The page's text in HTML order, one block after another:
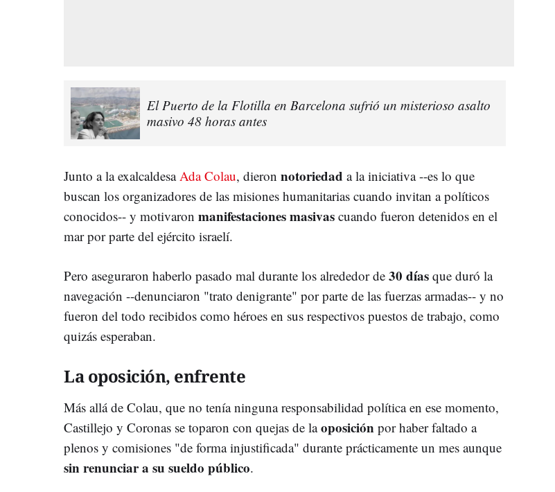
El Puerto de la Flotilla en Barcelona sufrió un misterioso asalto
masivo 48 horas antes
Junto a la exalcaldesa Ada Colau, dieron notoriedad a la iniciativa --es lo que
buscan los organizadores de las misiones humanitarias cuando invitan a políticos
conocidos-- y motivaron manifestaciones masivas cuando fueron detenidos en el
mar por parte del ejército israelí.
Pero aseguraron haberlo pasado mal durante los alrededor de 30 días que duró la
navegación --denunciaron "trato denigrante" por parte de las fuerzas armadas-- y no
fueron del todo recibidos como héroes en sus respectivos puestos de trabajo, como
quizás esperaban.
La oposición, enfrente
Más allá de Colau, que no tenía ninguna responsabilidad política en ese momento,
Castillejo y Coronas se toparon con quejas de laoposición por haber faltado a
plenos y comisiones "de forma injustificada" durante prácticamente un mes aunque
sin renunciar a su sueldo público.